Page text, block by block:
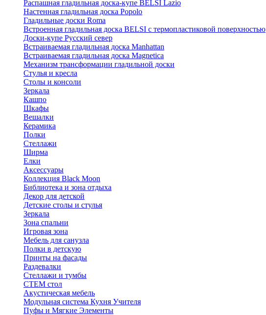
Распашная гладильная доска-купе BELSI Lazio
Настенная гладильная доска Popolo
Гладильные доски Roma
Встроенная гладильная доска BELSI с термопластиковой поверхностью
Доски-купе Русский север
Встраиваемая гладильная доска Manhattan
Встраиваемая гладильная доска Magnetica
Механизм трансформации гладильной доски
Стyлья и кресла
Столы и консоли
Зеркала
Кашпо
Шкафы
Вешалки
Керамика
Полки
Стеллажи
Ширма
Елки
Аксессуары
Коллекция Black Moon
Библиотека и зона отдыха
Декор для детской
Детские столы и стулья
Зеркала
Зона спальни
Игровая зона
Мебель для санузла
Полки в детскую
Принты на фасады
Раздевалки
Стеллажи и тумбы
СТЕМ стол
Акустическая мебель
Модульная система Кухня Учителя
Пуфы и Мягкие Элементы